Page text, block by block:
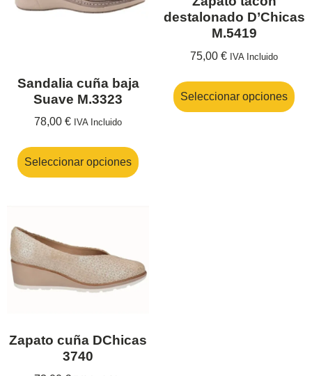
Sandalia cuña baja
Suave M.3323
78,00 € IVA Incluido
Seleccionar opciones
destalonado D’Chicas
M.5419
75,00 € IVA Incluido
Seleccionar opciones
Zapato cuña DChicas
3740